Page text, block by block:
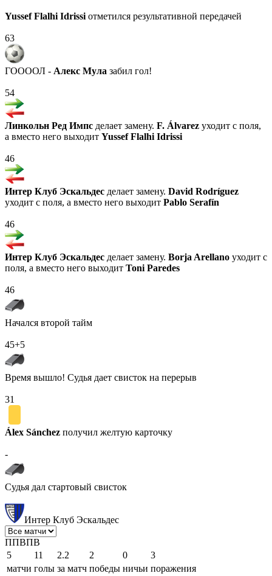
Yussef Flalhi Idrissi отметился результативной передачей
63
ГООООЛ - Алекс Мула забил гол!
54
Линкольн Ред Импс делает замену. F. Álvarez уходит с поля,
а вместо него выходит Yussef Flalhi Idrissi
46
Интер Клуб Эскальдес делает замену. David Rodríguez
уходит с поля, а вместо него выходит Pablo Serafín
46
Интер Клуб Эскальдес делает замену. Borja Arellano уходит с
поля, а вместо него выходит Toni Paredes
46
Начался второй тайм
45+5
Время вышло! Судья дает свисток на перерыв
31
Álex Sánchez получил желтую карточку
-
Судья дал стартовый свисток
Интер Клуб Эскальдес
ППВПВ
5
11 2.2 2 0
3
матчи голы за матч победы ничьи поражения